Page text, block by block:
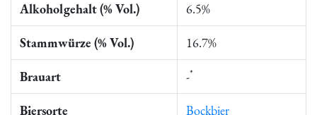
Alkoholgehalt (% Vol.) 6.5%
Stammwürze (% Vol.) 16.7%
Brauart -*
Biersorte Bockbier